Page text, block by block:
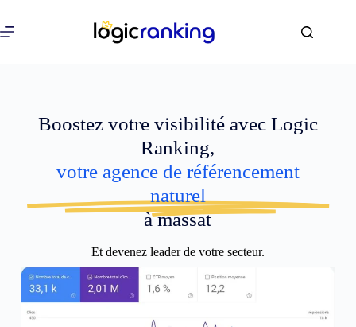
Boostez votre visibilité avec Logic
Ranking,
votre agence de référencement
naturel
à massat
Et devenez leader de votre secteur.